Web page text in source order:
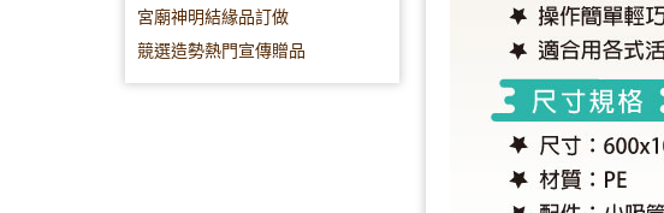
宮廟神明結緣品訂做
競選造勢熱門宣傳贈品